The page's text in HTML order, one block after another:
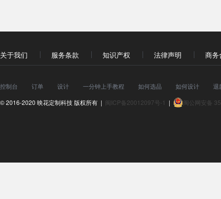
关于我们 服务条款 知识产权 法律声明 商务
控制台 订单 设计 一分钟上手教程 如何选品 如何设计
退
© 2016-2020 映花定制科技 版权所有 | 闽ICP备20012097号-1 | 闽公网安备